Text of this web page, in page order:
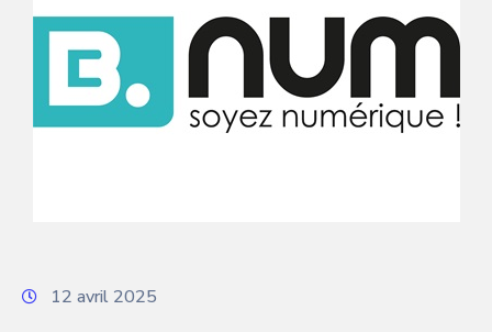
Vos
Besoins
Articles
12 avril 2025